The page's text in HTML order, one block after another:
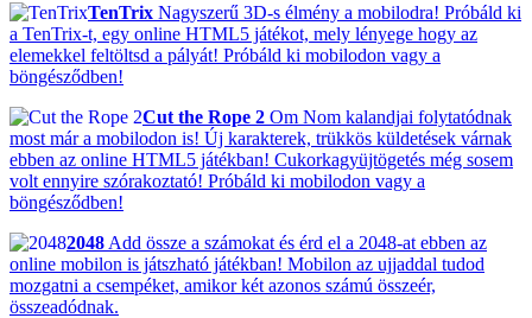
TenTrix Nagyszerű 3D-s élmény a mobilodra! Próbáld ki
a TenTrix-t, egy online HTML5 játékot, mely lényege hogy az
elemekkel feltöltsd a pályát! Próbáld ki mobilodon vagy a
böngésződben!
Cut the Rope 2 Om Nom kalandjai folytatódnak
most már a mobilodon is! Új karakterek, trükkös küldetések várnak
ebben az online HTML5 játékban! Cukorkagyüjtögetés még sosem
volt ennyire szórakoztató! Próbáld ki mobilodon vagy a
böngésződben!
2048 Add össze a számokat és érd el a 2048-at ebben az
online mobilon is játszható játékban! Mobilon az ujjaddal tudod
mozgatni a csempéket, amikor két azonos számú összeér,
összeadódnak.